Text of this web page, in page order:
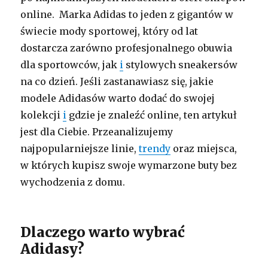
online. Marka Adidas to jeden z gigantów w
świecie mody sportowej, który od lat
dostarcza zarówno profesjonalnego obuwia
dla sportowców, jak i stylowych sneakersów
na co dzień. Jeśli zastanawiasz się, jakie
modele Adidasów warto dodać do swojej
kolekcji i gdzie je znaleźć online, ten artykuł
jest dla Ciebie. Przeanalizujemy
najpopularniejsze linie,trendy oraz miejsca,
w których kupisz swoje wymarzone buty bez
wychodzenia z domu.
Dlaczego warto wybrać
Adidasy?